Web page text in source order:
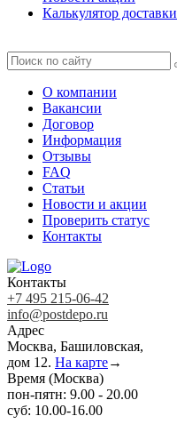
Калькулятор доставки
О компании
Вакансии
Договор
Информация
Отзывы
FAQ
Статьи
Новости и акции
Проверить статус
Контакты
Контакты
+7 495 215-06-42
info@postdepo.ru
Адрес
Москва, Башиловская,
дом 12. На карте→
Время (Москва)
пон-пятн: 9.00 - 20.00
суб: 10.00-16.00